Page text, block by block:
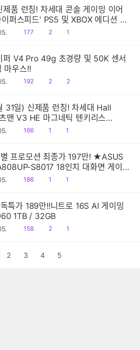
품 런칭! 차세대 콘솔 게이밍 이어
퍼스피드' PS5 및 XBOX 에디션 출
읽
177
공
2
댓1
V4 Pro 49g 초경량 및 50K 센서
마우스!!
읽
192
공
2
댓
2
31일) 신제품 런칭! 차세대 Hall
맨 V3 HE 마그네틱 텐키리스
출시
읽
166
공1
댓1
프로모션 최종가 197만! ★ASUS
S8017 18인치 대화면 게이
읽
186
공1
댓1
특가 189만!!니트로 16S AI 게이밍
1TB / 32GB
읽
158
공
2
댓1
2 3 4 5
다음 페이지